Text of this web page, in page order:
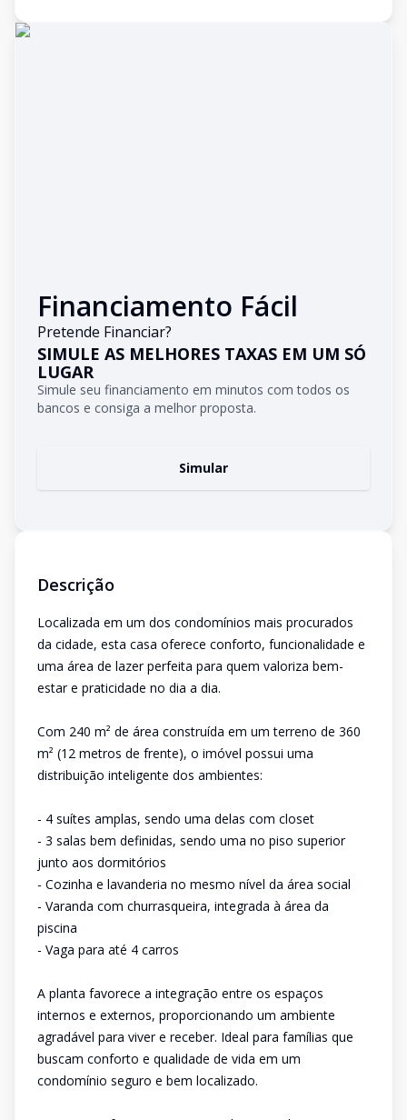
Financiamento Fácil
Pretende Financiar?
SIMULE AS MELHORES TAXAS EM UM SÓ
LUGAR
Simule seu financiamento em minutos com todos os
bancos e consiga a melhor proposta.
Simular
Descrição
Localizada em um dos condomínios mais procurados
da cidade, esta casa oferece conforto, funcionalidade e
uma área de lazer perfeita para quem valoriza bem-
estar e praticidade no dia a dia.
Com 240 m² de área construída em um terreno de 360
m² (12 metros de frente), o imóvel possui uma
distribuição inteligente dos ambientes:
- 4 suítes amplas, sendo uma delas com closet
- 3 salas bem definidas, sendo uma no piso superior
junto aos dormitórios
- Cozinha e lavanderia no mesmo nível da área social
- Varanda com churrasqueira, integrada à área da
piscina
- Vaga para até 4 carros
A planta favorece a integração entre os espaços
internos e externos, proporcionando um ambiente
agradável para viver e receber. Ideal para famílias que
buscam conforto e qualidade de vida em um
condomínio seguro e bem localizado.